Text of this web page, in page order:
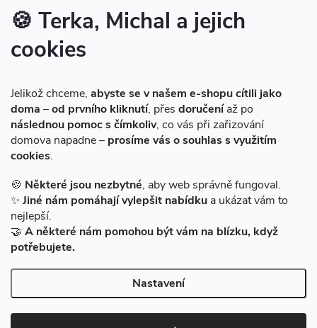
🍪 Terka, Michal a jejich
cookies
Jelikož chceme, abyste se v našem e-shopu cítili jako
doma –od prvního kliknutí, přes doručeníaž po
následnou pomoc s čímkoliv, co vás při zařizování
domova napadne – prosíme vás o souhlas s využitím
cookies.
🍪 Některé jsou nezbytné, aby web správně fungoval.
✨ Jiné nám pomáhají vylepšit nabídku a ukázat vám to
nejlepší.
🤝 A některé nám pomohou být vám na blízku, když
potřebujete.
Nastavení
Instagram
Facebook
Copyright 2026BAZARMS-HK. Všechna práva vyhrazena.